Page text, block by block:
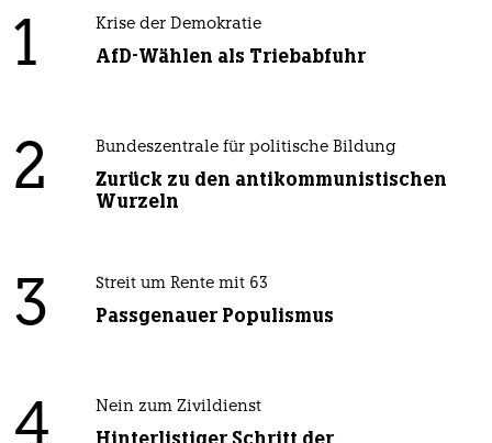
1 Krise der Demokratie
AfD-Wählen als Triebabfuhr
2 Bundeszentrale für politische Bildung
Zurück zu den antikommunistischen
Wurzeln
3 Streit um Rente mit 63
Passgenauer Populismus
Nein zum Zivildienst